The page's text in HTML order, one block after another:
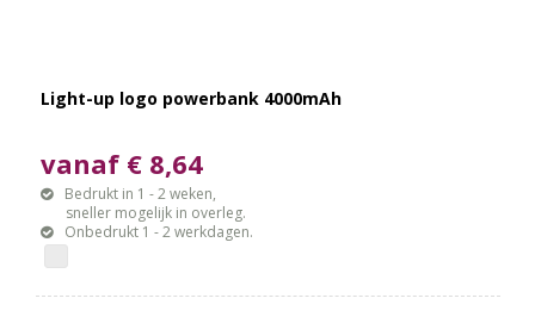
Light-up logo powerbank 4000mAh
vanaf € 8,64
Bedrukt in 1 - 2 weken,
sneller mogelijk in overleg.
Onbedrukt 1 - 2 werkdagen.